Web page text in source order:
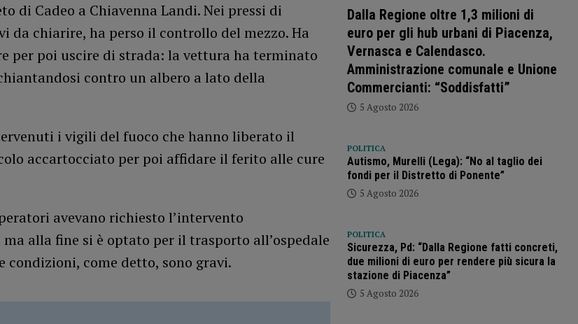
di Cadeo a Chiavenna Landi. Nei pressi di
da chiarire, ha perso il controllo del mezzo. Ha
per poi uscire di strada: la vettura ha terminato
contro un albero a lato della
i vigili del fuoco che hanno liberato il
accartocciato per poi affidare il ferito alle cure
avevano richiesto l’intervento
alla fine si è optato per il trasporto all’ospedale
condizioni, come detto, sono gravi.
Dalla Regione oltre 1,3 milioni di
euro per gli hub urbani di Piacenza,
Vernasca e Calendasco.
Amministrazione comunale e Unione
Commercianti: “Soddisfatti”
5 Agosto 2026
POLITICA
Autismo, Murelli (Lega): “No al taglio dei
fondi per il Distretto di Ponente”
5 Agosto 2026
POLITICA
Sicurezza, Pd: “Dalla Regione fatti concreti,
due milioni di euro per rendere più sicura la
stazione di Piacenza”
5 Agosto 2026